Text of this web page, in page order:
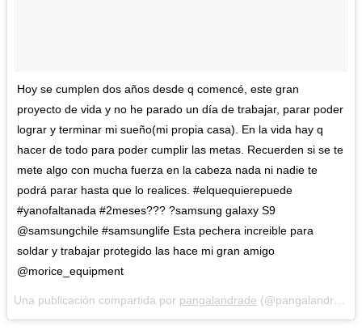
Hoy se cumplen dos años desde q comencé, este gran
proyecto de vida y no he parado un día de trabajar, parar poder
lograr y terminar mi sueño(mi propia casa). En la vida hay q
hacer de todo para poder cumplir las metas. Recuerden si se te
mete algo con mucha fuerza en la cabeza nada ni nadie te
podrá parar hasta que lo realices. #elquequierepuede
#yanofaltanada #2meses??? ?samsung galaxy S9
@samsungchile #samsunglife Esta pechera increible para
soldar y trabajar protegido las hace mi gran amigo
@morice_equipment
Una publicación compartida por pangalandrade (@pangalandrade) el